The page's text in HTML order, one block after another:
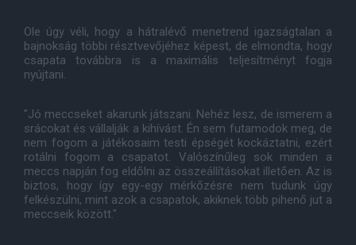
Ole úgy véli, hogy a hátralévő menetrend igazságtalan a
bajnokság többi résztvevőjéhez képest, de elmondta, hogy
csapata továbbra is a maximális teljesítményt fogja
nyújtani.
"Jó meccseket akarunk játszani. Nehéz lesz, de ismerem a
srácokat és vállalják a kihívást. Én sem futamodok meg, de
nem fogom a játékosaim testi épségét kockáztatni, ezért
rotálni fogom a csapatot. Valószínűleg sok minden a
meccs napján fog eldőlni az összeállításokat illetően. Az is
biztos, hogy így egy-egy mérkőzésre nem tudunk úgy
felkészülni, mint azok a csapatok, akiknek több pihenő jut a
meccseik között."